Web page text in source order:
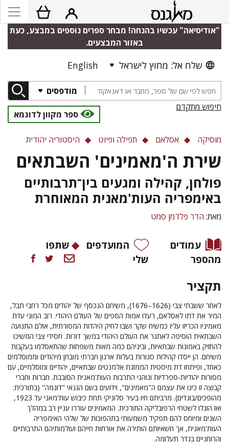
"אודיסיאה" עכשיו בהנחה! מבחר ספרים נוספים במבצע, כעת
באזור המבצעים.
שלח אל: מחוץ לישראל English
מודפסים
חיפוש מתקדם
ספר מקוון לדוגמא
מוסיקה אסלאם תפילה ופיוט היסטוריה יהודית
שירת ה'מאמינים' השבתאים
פולחן, קהילה ומגעים בין־תרבותיים
באימפריה העות'מאנית המאוחרת
מאת: הדר פלדמן סמט
עמודים
מהספר
המועדפים
שלי
שתפו
תקציר
לאחר ששבתי צבי (1626–1676), משיחם הנכסף של יהודים מכל רחבי תבל,
המיר את דתו לאסלאם, רעדו אמות הספים של העולם היהודי. רוב המוני עדת
מאמיניו הכריזו עליו כמשיח שקר ושבו לחיק היהדות המסורתית, אולם התנועה
השבתאית הוסיפה לאתגר את העולם היהודי במשך דורות. חסידי צבי המשיכו
להחזיק באמונות שבתאיות, וביניהם כמה מאות משפחות שהתאסלמו בעקבות
משיחם. הן ייסדו קהילות סגורות בעלות ארגון חברתי מובחן מיהודים וממוסלמים
כאחד, ופיתחו דת מיסטית הממזגת אלמנטים שבתאיים, יהודיים ומוסלמיים, עם
מסורות יהודיות-ספרדיות ונוהגי התרבות העות'מאנית הסובבת. חברות וחברי
קבוצה זו כינו את עצמם ה"מאמינים", וידועים בשם הגנאי "דונמה" (בתורכית:
מהופכים/בוגדים). מרביתם חיו בעיר סלוניקי תחת כיבוש עות'מאני עד 1923,
ואז הוגלו לשטחי הרפובליקה התורכית. המאמינים עוררו עניין רב במהלך
השנים ומיוחס להם תפקיד משמעותי בתהפוכות של שלהי האימפריה
העות'מאנית, אך חשאיותם הותירה את אורחות חייהם ועולמותיהם התרבותיים
והרוחניים בגדר תעלומה.